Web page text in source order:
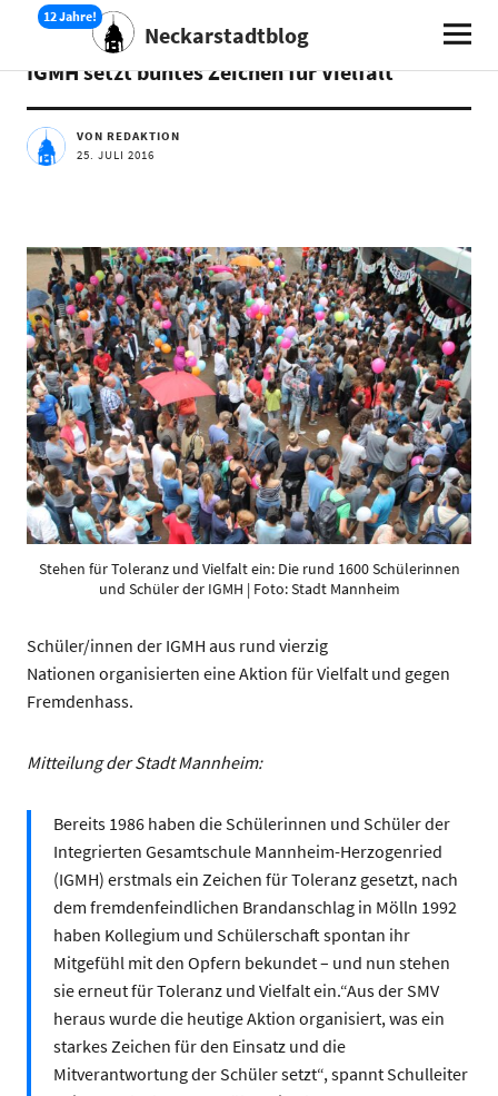
Neckarstadtblog
AKTUELLES
IGMH setzt buntes Zeichen für Vielfalt
VON REDAKTION
25. JULI 2016
Stehen für Toleranz und Vielfalt ein: Die rund 1600 Schülerinnen
und Schüler der IGMH | Foto: Stadt Mannheim
Schüler/innen der IGMH aus rund vierzig
Nationen organisierten eine Aktion für Vielfalt und gegen
Fremdenhass.
Mitteilung der Stadt Mannheim:
Bereits 1986 haben die Schülerinnen und Schüler der
Integrierten Gesamtschule Mannheim-Herzogenried
(IGMH) erstmals ein Zeichen für Toleranz gesetzt, nach
dem fremdenfeindlichen Brandanschlag in Mölln 1992
haben Kollegium und Schülerschaft spontan ihr
Mitgefühl mit den Opfern bekundet – und nun stehen
sie erneut für Toleranz und Vielfalt ein.“Aus der SMV
heraus wurde die heutige Aktion organisiert, was ein
starkes Zeichen für den Einsatz und die
Mitverantwortung der Schüler setzt“, spannt Schulleiter